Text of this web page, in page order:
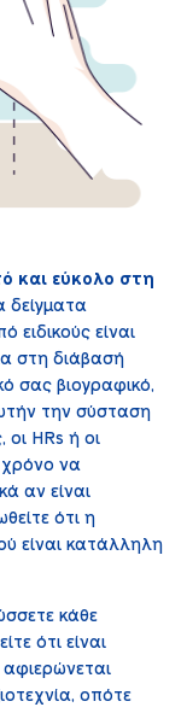
και εύκολο στη
δείγματα
ειδικούς είναι
στη διάβασή
σας βιογραφικό,
την σύσταση
οι HRs ή οι
χρόνο να
αν είναι
ότι η
είναι κατάλληλη
κάθε
ότι είναι
οπότε